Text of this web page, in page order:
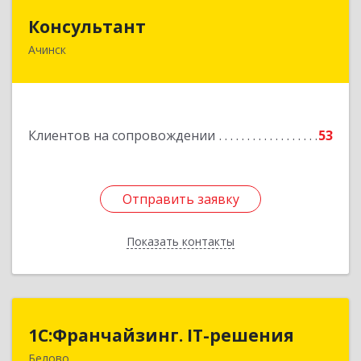
Консультант
Ачинск
Клиентов на сопровождении 53
Отправить заявку
Показать контакты
662159, Красноярский край, Ачинск г, Юго-
Отправить заявку
Назад
1С:Франчайзинг. IT-решения
Белово
1С:Франчайзинг. IT-решения